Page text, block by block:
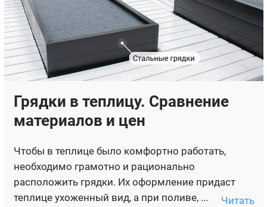
Грядки в теплицу. Сравнение
материалов и цен
Чтобы в теплице было комфортно работать,
необходимо грамотно и рационально
расположить грядки. Их оформление придаст
теплице ухоженный вид, а при поливе, ...
Читать